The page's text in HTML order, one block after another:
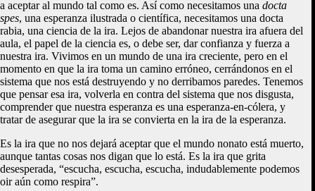
a aceptar al mundo tal como es. Así como necesitamos una docta
spes, una esperanza ilustrada o científica, necesitamos una docta
rabia, una ciencia de la ira. Lejos de abandonar nuestra ira afuera del
aula, el papel de la ciencia es, o debe ser, dar confianza y fuerza a
nuestra ira. Vivimos en un mundo de una ira creciente, pero en el
momento en que la ira toma un camino erróneo, cerrándonos en el
sistema que nos está destruyendo y no derribamos paredes. Tenemos
que pensar esa ira, volverla en contra del sistema que nos disgusta,
comprender que nuestra esperanza es una esperanza-en-cólera, y
tratar de asegurar que la ira se convierta en la ira de la esperanza.
Es la ira que no nos dejará aceptar que el mundo nonato está muerto,
aunque tantas cosas nos digan que lo está. Es la ira que grita
desesperada, “escucha, escucha, escucha, indudablemente podemos
oir aún como respira”.